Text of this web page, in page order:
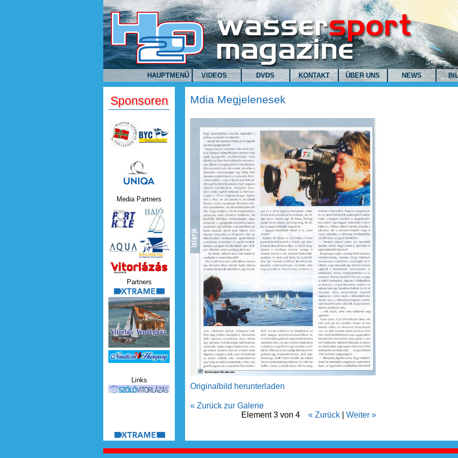
HAUPTMENÜ VIDEOS DVDS KONTAKT ÜBER UNS NEWS
Mdia Megjelenesek
Originalbild herunterladen
« Zurück zur Galerie
Element 3 von 4
« Zurück Weiter »
Sponsoren
Uniqa.png
Media Partners
Vitorlazas_magazin.jpg
Partners
xtrame.png
Nauticat.jpg
Links
szolo_vitorlazas.jpg